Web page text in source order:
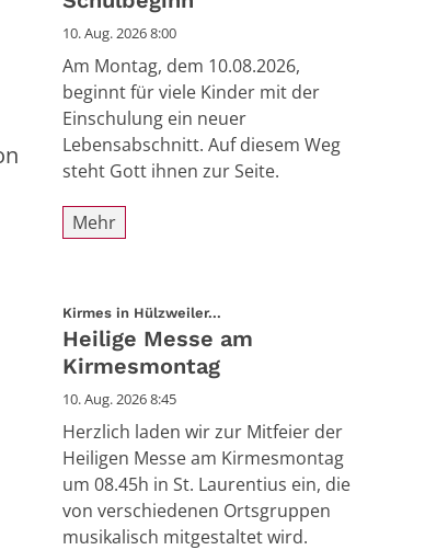
10. Aug. 2026 8:00
Am Montag, dem 10.08.2026,
beginnt für viele Kinder mit der
Einschulung ein neuer
Lebensabschnitt. Auf diesem Weg
steht Gott ihnen zur Seite.
Mehr
Kirmes in Hülzweiler...
Heilige Messe am
Kirmesmontag
10. Aug. 2026 8:45
Herzlich laden wir zur Mitfeier der
Heiligen Messe am Kirmesmontag
um 08.45h in St. Laurentius ein, die
von verschiedenen Ortsgruppen
musikalisch mitgestaltet wird.